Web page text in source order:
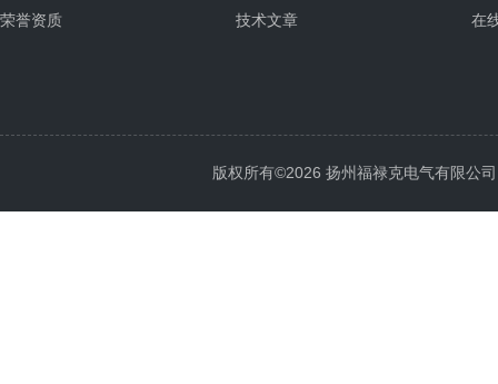
荣誉资质
技术文章
在
版权所有©2026 扬州福禄克电气有限公